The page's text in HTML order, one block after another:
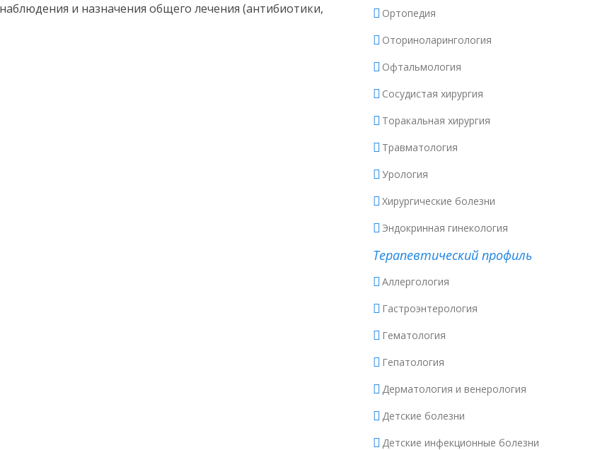
и назначения общего лечения (антибиотики,
Ортопедия
Оториноларингология
Офтальмология
Сосудистая хирургия
Торакальная хирургия
Травматология
Урология
Хирургические болезни
Эндокринная гинекология
Терапевтический профиль
Аллергология
Гастроэнтерология
Гематология
Гепатология
Дерматология и венерология
Детские болезни
Детские инфекционные болезни